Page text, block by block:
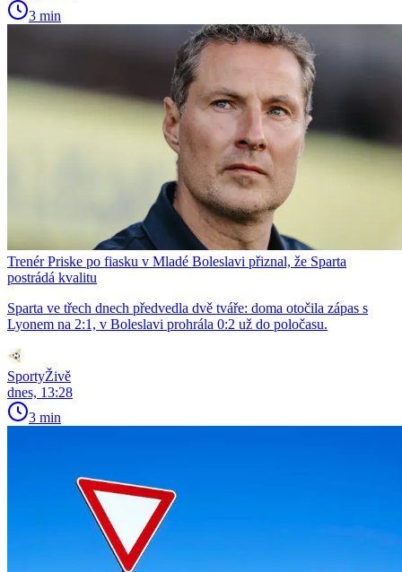
3 min
Trenér Priske po fiasku v Mladé Boleslavi přiznal, že Sparta
postrádá kvalitu
Sparta ve třech dnech předvedla dvě tváře: doma otočila zápas s
Lyonem na 2:1, v Boleslavi prohrála 0:2 už do poločasu.
SportyŽivě
dnes, 13:28
3 min